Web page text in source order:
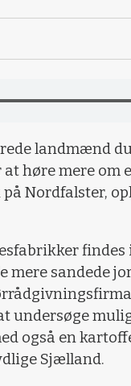
landmænd
høre mere
Nordfalster,
findes
mere sandede
undersøge
også en
Sjælland.